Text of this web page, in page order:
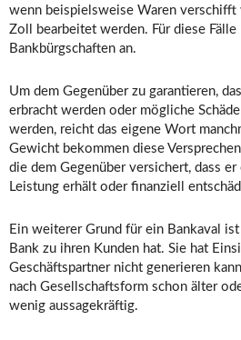
wenn beispielsweise Waren verschifft
Zoll bearbeitet werden. Für diese
Bankbürgschaften an.
Um dem Gegenüber zu garantieren,
erbracht werden oder mögliche
werden, reicht das eigene Wort
Gewicht bekommen diese
die dem Gegenüber versichert, dass
Leistung erhält oder finanziell
Ein weiterer Grund für ein Bankaval
Bank zu ihren Kunden hat. Sie hat
Geschäftspartner nicht generieren
nach Gesellschaftsform schon älter
wenig aussagekräftig.